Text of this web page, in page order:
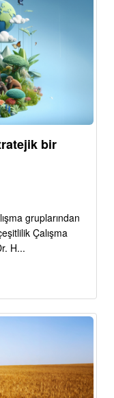
bir
gruplarından
Çalışma
H...